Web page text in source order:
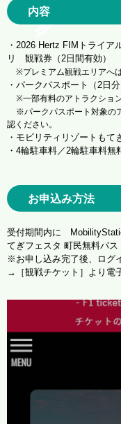
内容
・2026 Hertz FIMトライア
リ 観戦券（2日間有効）
※プレミアム観戦エリアへ
・パークパスポート（2日分
※一部有料のアトラクショ
※パークパスポート対象の
認ください。
・モビリティリゾートもて
・4輪駐車料／2輪駐車料無
お申込み方法
受付期間内に
てぎフェスタ 町民無料パ
※お申し込み完了後、ログ
→［観戦チケット］より電